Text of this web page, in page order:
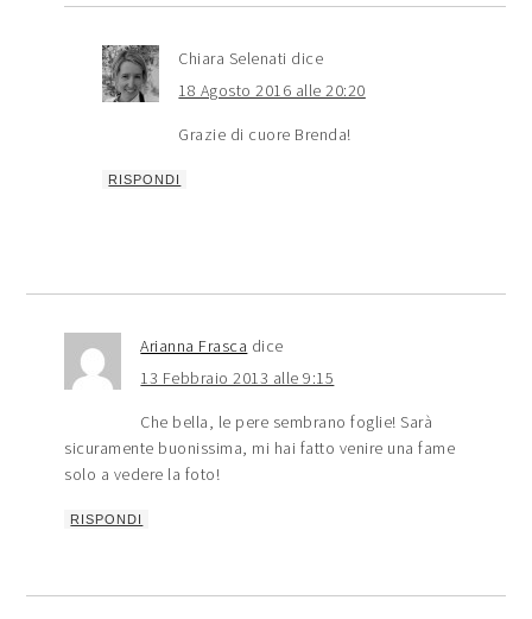
Chiara Selenati dice
18 Agosto 2016 alle 20:20
Grazie di cuore Brenda!
RISPONDI
Arianna Frasca dice
13 Febbraio 2013 alle 9:15
Che bella, le pere sembrano foglie! Sarà
sicuramente buonissima, mi hai fatto venire una fame
solo a vedere la foto!
RISPONDI